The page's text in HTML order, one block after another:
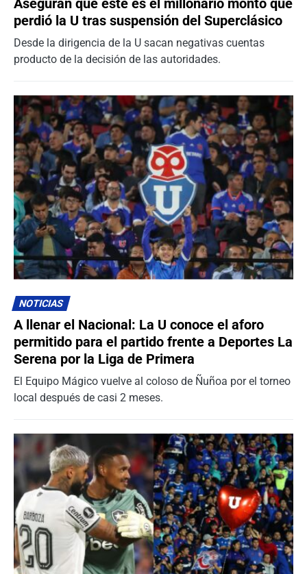
Aseguran que este es el millonario monto que
perdió la U tras suspensión del Superclásico
Desde la dirigencia de la U sacan negativas cuentas
producto de la decisión de las autoridades.
NOTICIAS
A llenar el Nacional: La U conoce el aforo
permitido para el partido frente a Deportes La
Serena por la Liga de Primera
El Equipo Mágico vuelve al coloso de Ñuñoa por el torneo
local después de casi 2 meses.